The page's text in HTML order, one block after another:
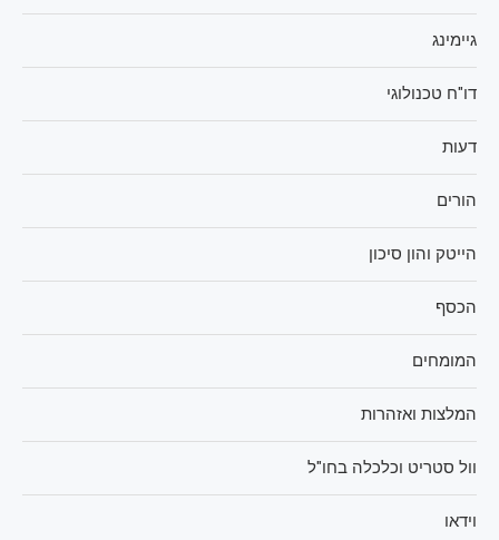
גיימינג
דו"ח טכנולוגי
דעות
הורים
הייטק והון סיכון
הכסף
המומחים
המלצות ואזהרות
וול סטריט וכלכלה בחו"ל
וידאו